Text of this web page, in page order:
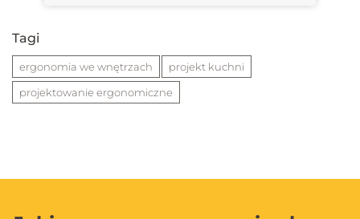
Tagi
ergonomia we wnętrzach
projekt kuchni
projektowanie ergonomiczne